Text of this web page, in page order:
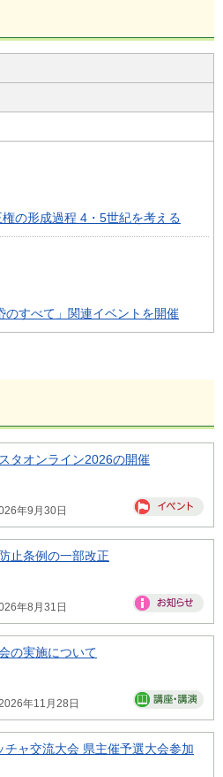
権の形成過程 4・5世紀を考える
のすべて」関連イベントを開催
タオンライン2026の開催
年9月30日
止条例の一部改正
年8月31日
の実施について
年11月28日
チャ交流大会 県主催予選大会参加